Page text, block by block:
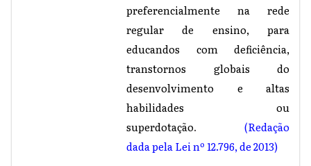
preferencialmente na rede
regular de ensino, para
educandos com deficiência,
transtornos globais do
desenvolvimento e altas
habilidades ou
superdotação. (Redação
dada pela Lei nº 12.796, de 2013)